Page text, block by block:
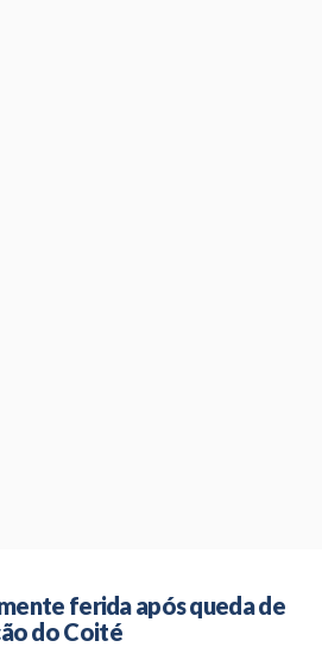
ferida após queda de
do Coité